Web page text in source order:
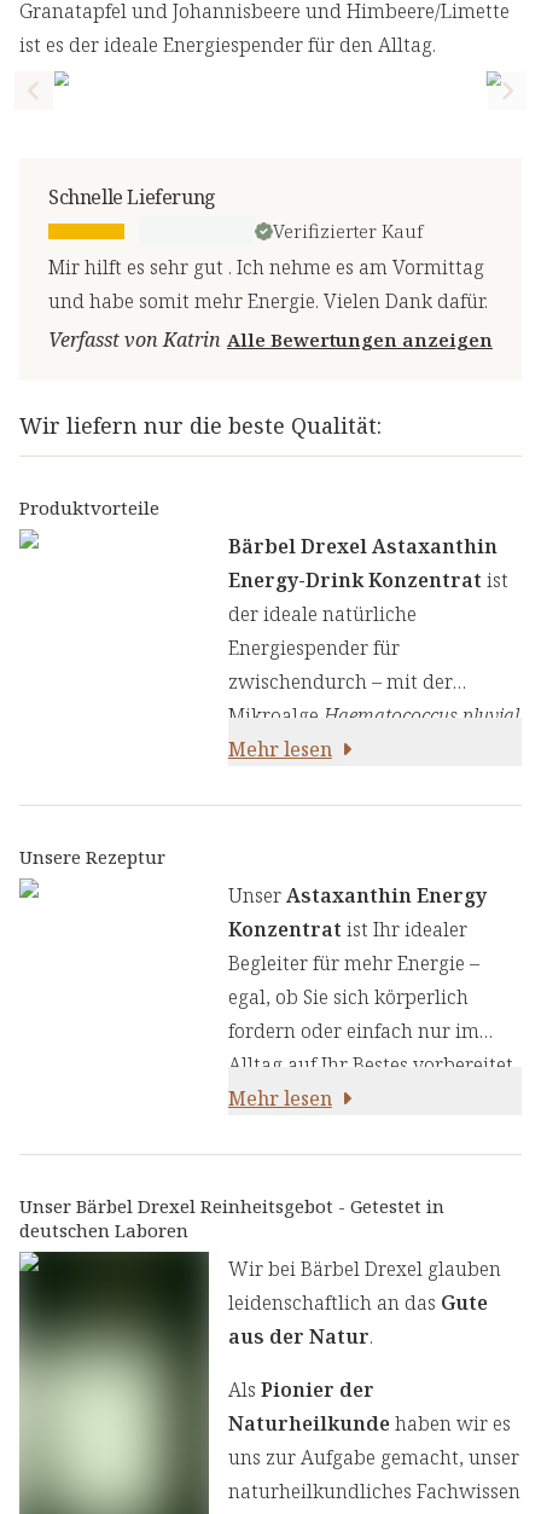
Granatapfel und Johannisbeere und Himbeere/Limette
ist es der ideale Energiespender für den Alltag.
Previous slide
Schnelle Lieferung
Verifizierter Kauf
Mir hilft es sehr gut . Ich nehme es am Vormittag
und habe somit mehr Energie. Vielen Dank dafür.
Verfasst von Katrin Alle Bewertungen anzeigen
Wir liefern nur die beste Qualität:
Produktvorteile
Bärbel Drexel Astaxanthin
Energy-Drink Konzentrat ist
der ideale natürliche
Energiespender für
zwischendurch – mit der
Mikroalge Haematococcus pluvial
is, Magnesium, Vitamin C und
Mehr lesen
Unsere Rezeptur
UnserAstaxanthin Energy
Konzentrat ist Ihr idealer
Begleiter für mehr Energie –
egal, ob Sie sich körperlich
fordern oder einfach nur im
Alltag auf Ihr Bestes vorbereitet
sein möchten. Erleben Sie, wie
bereichern kann! Wir sind
unserer Umwelt ausgesetzt.
Mehr lesen
Unser Bärbel Drexel Reinheitsgebot - Getestet in
deutschen Laboren
Wir bei Bärbel Drexel glauben
leidenschaftlich an das Gute
aus der Natur.
Als Pionier der
Naturheilkundehaben wir es
uns zur Aufgabe gemacht, unser
naturheilkundliches Fachwissen